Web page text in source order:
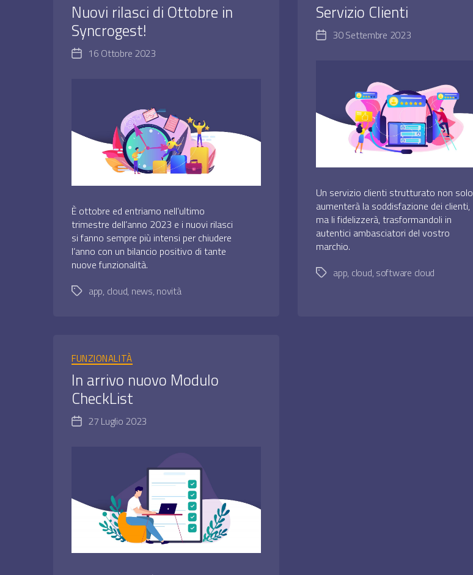
Nuovi rilasci di Ottobre in
Syncrogest!
Data16 Ottobre 2023
È ottobre ed entriamo nell’ultimo
trimestre dell’anno 2023 e i nuovi rilasci
si fanno sempre più intensi per chiudere
l’anno con un bilancio positivo di tante
nuove funzionalità.
Tag app, cloud, news,novità
Servizio Clienti
Data30 Settembre 2023
Un servizio clienti strutturato non solo
aumenterà la soddisfazione dei clienti,
ma li fidelizzerà, trasformandoli in
autentici ambasciatori del vostro
marchio.
Tag app, cloud,software cloud
FUNZIONALITÀ
In arrivo nuovo Modulo
CheckList
Data27 Luglio 2023